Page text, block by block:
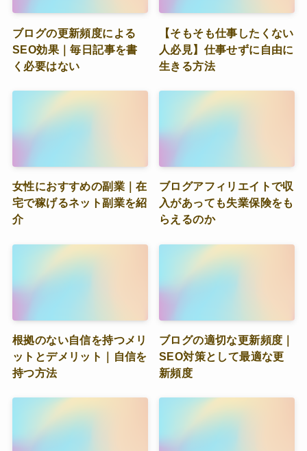
ブログの更新頻度による
SEO効果｜毎日記事を書
く必要はない
【そもそも仕事したくない
人必見】仕事せずに自由に
生きる方法
女性におすすめの副業｜在
宅で稼げるネット副業を紹
介
ブログアフィリエイトで収
入があっても失業保険をも
らえるのか
根拠のない自信を持つメリ
ットとデメリット｜自信を
持つ方法
ブログの適切な更新頻度｜
SEO対策として最適な更
新頻度